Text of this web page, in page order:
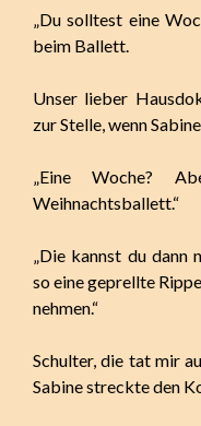
„Du solltest eine
beim Ballett.
Unser lieber
zur Stelle, wenn
„Eine Woche?
Weihnachtsballett.“
„Die kannst du dann
so eine geprellte
nehmen.“
Schulter, die tat mir
Sabine streckte den